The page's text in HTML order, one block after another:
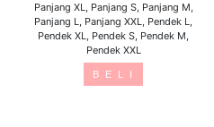
Panjang XL, Panjang S, Panjang M,
Panjang L, Panjang XXL, Pendek L,
Pendek XL, Pendek S, Pendek M,
Pendek XXL
B E L I